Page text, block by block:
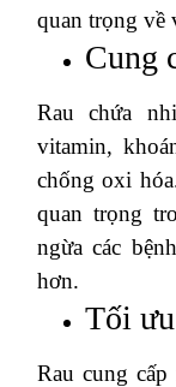
quan trọng về
Cung
Rau chứa
vitamin,
chống oxi
quan trọng
ngừa các
hơn.
Tối
Rau cung